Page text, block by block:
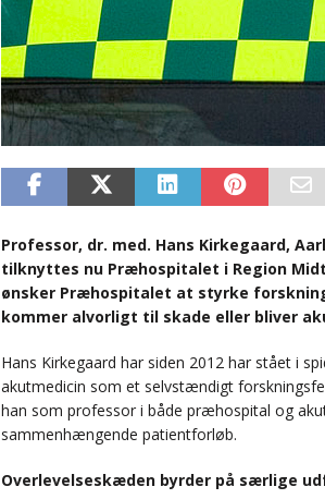
Professor, dr. med. Hans Kirkegaard,
tilknyttes nu Præhospitalet i Region
ønsker Præhospitalet at styrke
kommer alvorligt til skade eller bliver
Hans Kirkegaard har siden 2012 har stået i
akutmedicin som et selvstændigt
han som professor i både præhospital og
sammenhængende patientforløb.
Overlevelseskæden byrder på særlige